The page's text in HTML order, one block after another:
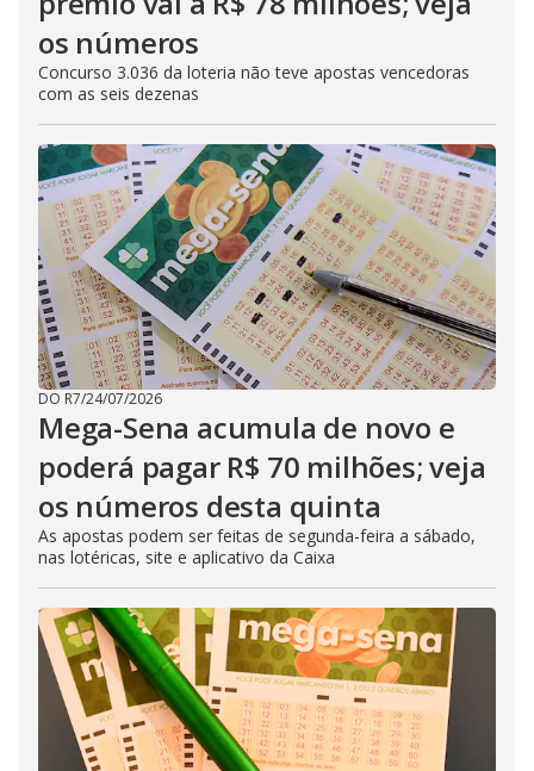
os números
Concurso 3.036 da loteria não teve apostas vencedoras
com as seis dezenas
DO R7/24/07/2026
Mega-Sena acumula de novo e
poderá pagar R$ 70 milhões; veja
os números desta quinta
As apostas podem ser feitas de segunda-feira a sábado,
nas lotéricas, site e aplicativo da Caixa